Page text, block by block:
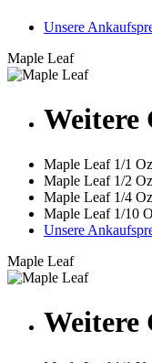
Unsere
Maple Leaf
Weitere
Maple Leaf 1/1
Maple Leaf 1/2
Maple Leaf 1/4
Maple Leaf 1/10
Unsere
Maple Leaf
Weitere